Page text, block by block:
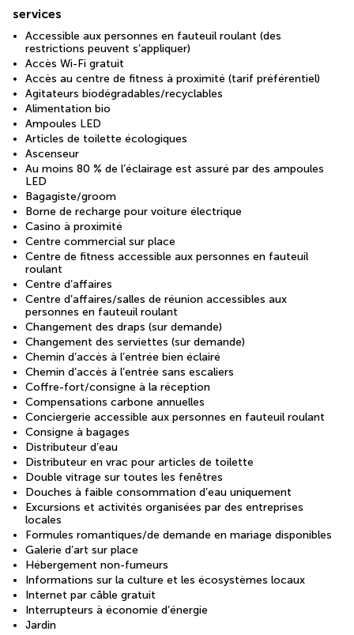
services
Accessible aux personnes en fauteuil roulant (des
restrictions peuvent s’appliquer)
Accès Wi-Fi gratuit
Accès au centre de fitness à proximité (tarif préférentiel)
Agitateurs biodégradables/recyclables
Alimentation bio
Ampoules LED
Articles de toilette écologiques
Ascenseur
Au moins 80 % de l’éclairage est assuré par des ampoules
LED
Bagagiste/groom
Borne de recharge pour voiture électrique
Casino à proximité
Centre commercial sur place
Centre de fitness accessible aux personnes en fauteuil
roulant
Centre d’affaires
Centre d’affaires/salles de réunion accessibles aux
personnes en fauteuil roulant
Changement des draps (sur demande)
Changement des serviettes (sur demande)
Chemin d’accès à l’entrée bien éclairé
Chemin d’accès à l’entrée sans escaliers
Coffre-fort/consigne à la réception
Compensations carbone annuelles
Conciergerie accessible aux personnes en fauteuil roulant
Consigne à bagages
Distributeur d’eau
Distributeur en vrac pour articles de toilette
Double vitrage sur toutes les fenêtres
Douches à faible consommation d’eau uniquement
Excursions et activités organisées par des entreprises
locales
Formules romantiques/de demande en mariage disponibles
Galerie d’art sur place
Hébergement non-fumeurs
Informations sur la culture et les écosystèmes locaux
Internet par câble gratuit
Interrupteurs à économie d’énergie
Jardin